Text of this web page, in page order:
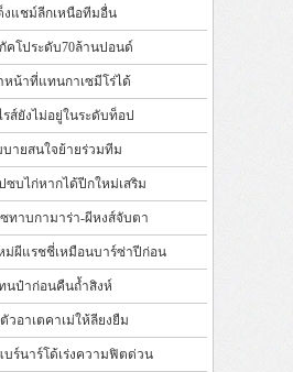
งแชม์ลีกเหนือทีมอื่น
คโประดับ70ล้านปอนด์
น้าที่แทนกาเซมีโร่ได้
ส์ยังไม่อยู่ในระดับท็อป
บายสนใจย้ายร่วมทีม
ซบไก่หากได้ปีกใหม่เสริม
ทาบกามาร่า-ผีหงส์จับตา
หม่ผีแรชชี่เหมือนบาร์ซ่าปีก่อน
นป๋าก่อนคืนถ้ำสิงห์
วอาเตคาเม่ให้ลียงยืม
ร์นาร์โด้เร่งความฟิตด่วน